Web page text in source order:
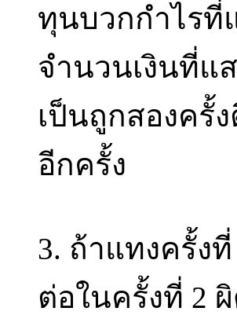
ทุนบวกกำไรที่
จำนวนเงินที่แ
เป็นถูกสองครั้
อีกครั้ง
3. ถ้าแทงครั้ง
ต่อในครั้งที่ 2